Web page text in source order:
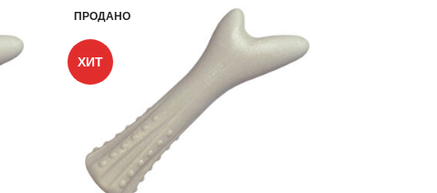
ПРОДАНО
ХИТ